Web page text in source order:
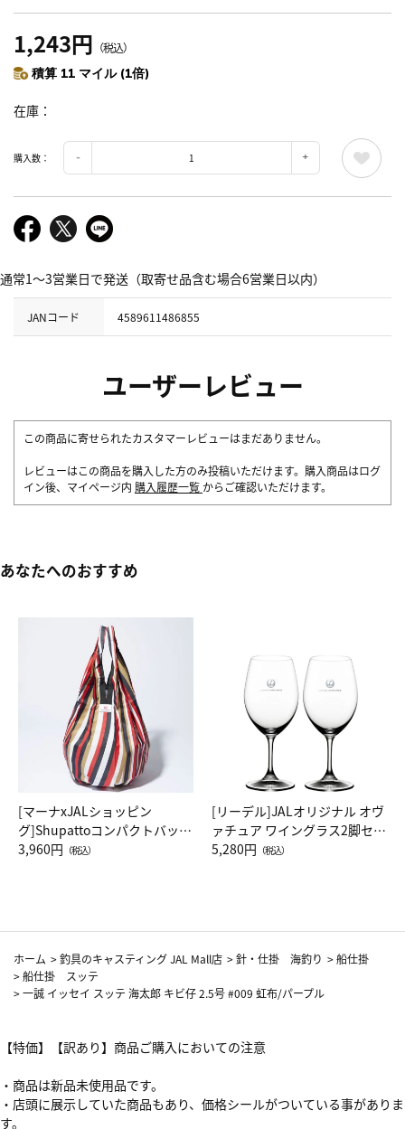
1,243円 （税込）
積算 11 マイル (1倍)
在庫
購入数：
通常1～3営業日で発送（取寄せ品含む場合6営業日以内）
JANコード 4589611486855
ユーザーレビュー
この商品に寄せられたカスタマーレビューはまだありません。
レビューはこの商品を購入した方のみ投稿いただけます。購入商品はログ
イン後、マイページ内 購入履歴一覧 からご確認いただけます。
あなたへのおすすめ
[マーナxJALショッピン
グ]Shupattoコンパクトバッグ
Drop JAL客室乗務員（LC）ス
3,960円 （税込）
[リーデル]JALオリジナル オヴ
ァチュア ワイングラス2脚セッ
ト（レッドワイン）
5,280円 （税込）
ホーム >釣具のキャスティング JAL Mall店 >針・仕掛 海釣り >船仕掛
>船仕掛 スッテ
>一誠 イッセイ スッテ 海太郎 キビ仔 2.5号 #009 虹布/パープル
【特価】【訳あり】商品ご購入においての注意
・商品は新品未使用品です。
・店頭に展示していた商品もあり、価格シールがついている事がありま
す。